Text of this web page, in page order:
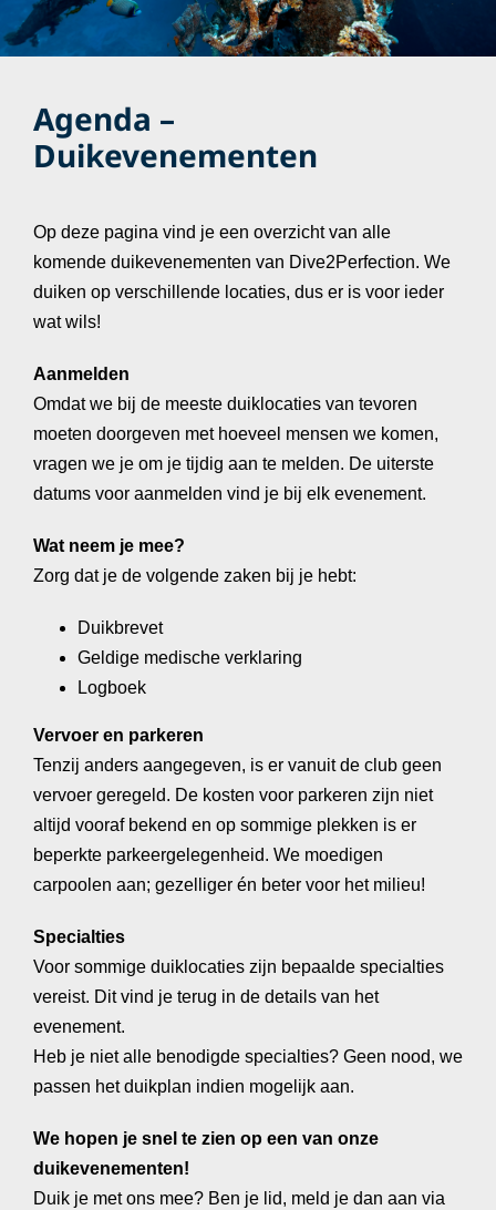
Agenda –
Duikevenementen
Op deze pagina vind je een overzicht van alle
komende duikevenementen van Dive2Perfection. We
duiken op verschillende locaties, dus er is voor ieder
wat wils!
Aanmelden
Omdat we bij de meeste duiklocaties van tevoren
moeten doorgeven met hoeveel mensen we komen,
vragen we je om je tijdig aan te melden. De uiterste
datums voor aanmelden vind je bij elk evenement.
Wat neem je mee?
Zorg dat je de volgende zaken bij je hebt:
Duikbrevet
Geldige medische verklaring
Logboek
Vervoer en parkeren
Tenzij anders aangegeven, is er vanuit de club geen
vervoer geregeld. De kosten voor parkeren zijn niet
altijd vooraf bekend en op sommige plekken is er
beperkte parkeergelegenheid. We moedigen
carpoolen aan; gezelliger én beter voor het milieu!
Specialties
Voor sommige duiklocaties zijn bepaalde specialties
vereist. Dit vind je terug in de details van het
evenement.
Heb je niet alle benodigde specialties? Geen nood, we
passen het duikplan indien mogelijk aan.
We hopen je snel te zien op een van onze
duikevenementen!
Duik je met ons mee? Ben je lid, meld je dan aan via